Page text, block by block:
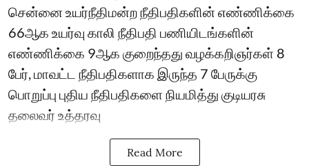
சென்னை உயர்நீதிமன்ற நீதிபதிகளின் எண்ணிக்கை
66ஆக உயர்வு காலி நீதிபதி பணியிடங்களின்
எண்ணிக்கை 9ஆக குறைந்தது வழக்கறிஞர்கள் 8
பேர், மாவட்ட நீதிபதிகளாக இருந்த 7 பேருக்கு
பொறுப்பு புதிய நீதிபதிகளை நியமித்து குடியரசு
தலைவர் உத்தரவு
Read More